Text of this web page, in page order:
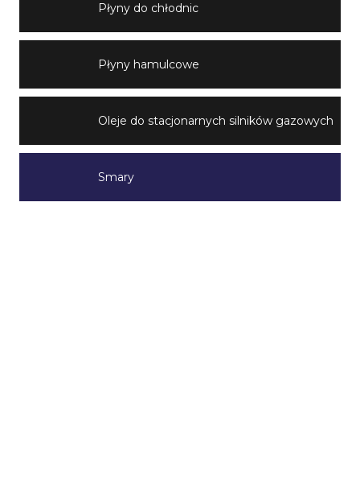
Płyny do chłodnic
Płyny hamulcowe
Oleje do stacjonarnych silników gazowych
Smary